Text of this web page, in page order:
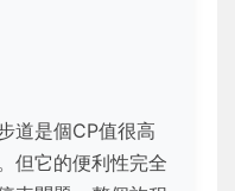
道是個CP值很高
但它的便利性完全